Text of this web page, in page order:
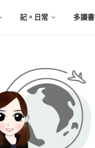
記。日常 多讀書